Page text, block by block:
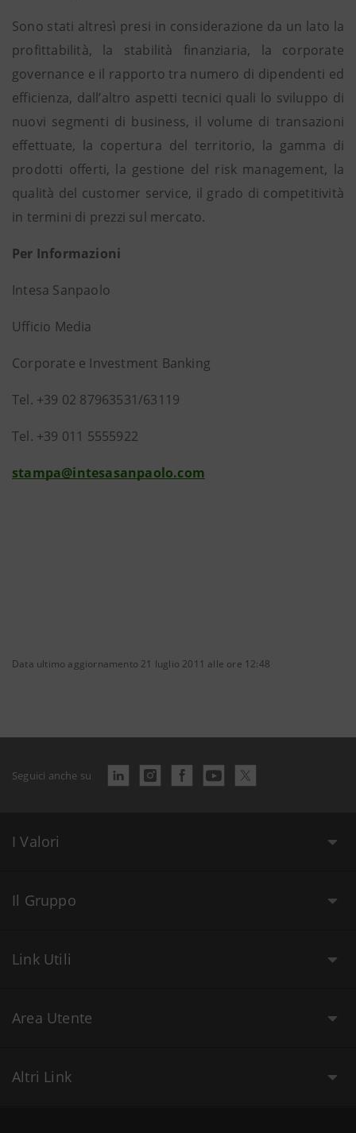
Sono stati altresì presi in considerazione da un lato la
profittabilità, la stabilità finanziaria, la corporate
governance e il rapporto tra numero di dipendenti ed
efficienza, dall’altro aspetti tecnici quali lo sviluppo di
nuovi segmenti di business, il volume di transazioni
effettuate, la copertura del territorio, la gamma di
prodotti offerti, la gestione del risk management, la
qualità del customer service, il grado di competitività
in termini di prezzi sul mercato.
Per Informazioni
Intesa Sanpaolo
Ufficio Media
Corporate e Investment Banking
Tel. +39 02 87963531/63119
Tel. +39 011 5555922
stampa@intesasanpaolo.com
Data ultimo aggiornamento 21 luglio 2011 alle ore 12:48
Seguici anche su
I Valori
Il Gruppo
Link Utili
Area Utente
Altri Link